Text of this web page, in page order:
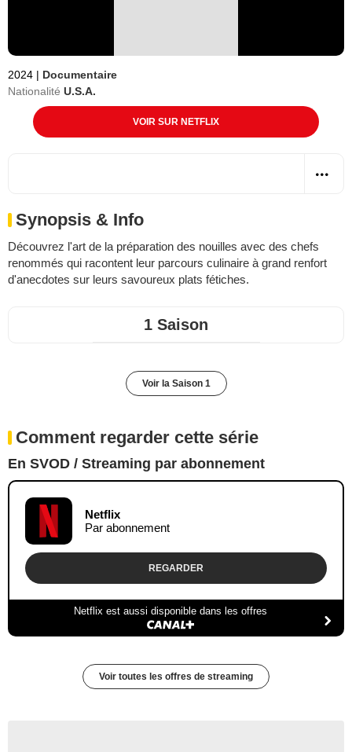
2024 | Documentaire
Nationalité U.S.A.
VOIR SUR NETFLIX
Synopsis & Info
Découvrez l'art de la préparation des nouilles avec des chefs
renommés qui racontent leur parcours culinaire à grand renfort
d'anecdotes sur leurs savoureux plats fétiches.
1 Saison
Voir la Saison 1
Comment regarder cette série
En SVOD / Streaming par abonnement
Netflix
Par abonnement
REGARDER
Netflix est aussi disponible dans les offres
Voir toutes les offres de streaming